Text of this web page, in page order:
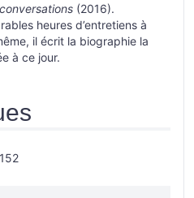
(2016).
heures d’entretiens à
il écrit la biographie la
à ce jour.